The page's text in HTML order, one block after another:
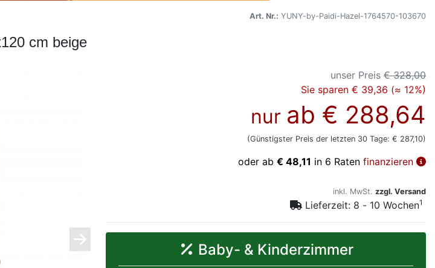
Art. Nr.: YUNY-by-Paidi-Hazel-1764570-103670
cm beige
unser Preis € 328,00
Sie sparen € 39,36 (≈ 12%)
nur ab € 288,64
(Günstigster Preis der letzten 30 Tage: € 287,10)
oder ab € 48,11 in 6 Raten finanzieren
inkl. MwSt. zzgl. Versand
Lieferzeit: 8 - 10 Wochen1
Baby- & Kinderzimmer